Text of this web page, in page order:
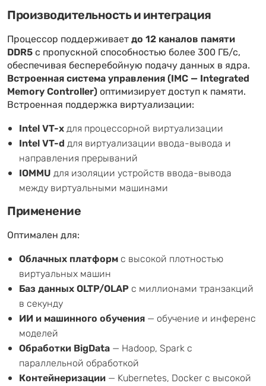
Производительность и интеграция
Процессор поддерживаетдо 12 каналов памяти
DDR5с пропускной способностью более 300 ГБ/с,
обеспечивая бесперебойную подачу данных в ядра.
Встроенная система управления (IMC — Integrated
Memory Controller)оптимизирует доступ к памяти.
Встроенная поддержка виртуализации:
Intel VT-xдля процессорной виртуализации
Intel VT-d для виртуализации ввода-вывода и
направления прерываний
IOMMU для изоляции устройств ввода-вывода
между виртуальными машинами
Применение
Оптимален для:
Облачных платформ с высокой плотностью
виртуальных машин
Баз данных OLTP/OLAP с миллионами транзакций
в секунду
ИИ и машинного обучения — обучение и инференс
моделей
Обработки BigData — Hadoop, Spark с
параллельной обработкой
Контейнеризации — Kubernetes, Docker с высокой